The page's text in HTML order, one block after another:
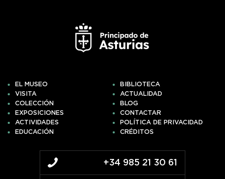
EL MUSEO
BIBLIOTECA
VISITA
ACTUALIDAD
COLECCIÓN
BLOG
EXPOSICIONES
CONTACTAR
ACTIVIDADES
POLÍTICA DE PRIVACIDAD
EDUCACIÓN
CRÉDITOS
+34 985 21 30 61